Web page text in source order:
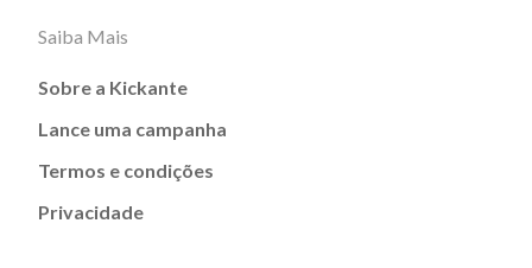
Saiba Mais
Sobre a Kickante
Lance uma campanha
Termos e condições
Privacidade